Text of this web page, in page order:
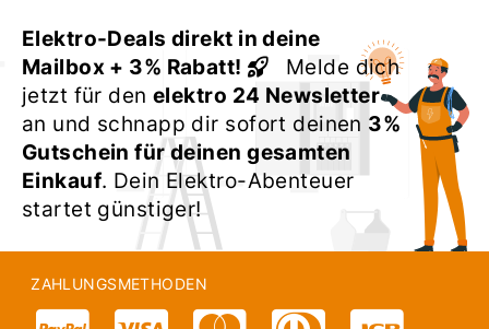
Elektro-Deals direkt in deine
Mailbox + 3% Rabatt!
Melde dich
jetzt für denelektro 24 Newsletter
an und schnapp dir sofort deinen 3%
Gutschein für deinen gesamten
Einkauf. Dein Elektro-Abenteuer
startet günstiger!
ZAHLUNGSMETHODEN